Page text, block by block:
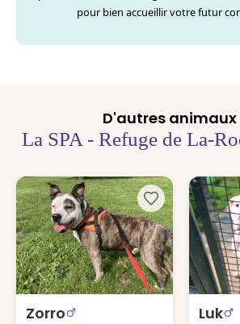
pour bien accueillir votre futur
D'autres animaux
La SPA - Refuge de La-
Zorro Luk